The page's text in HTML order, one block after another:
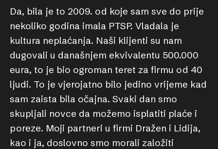
Da, bila je to 2009. od koje sam sve do prije
nekoliko godina imala PTSP. Vladala je
kultura neplaćanja. Naši klijenti su nam
dugovali u današnjem ekvivalentu 500.000
eura, to je bio ogroman teret za firmu od 40
ljudi. To je vjerojatno bilo jedino vrijeme kad
sam zaista bila očajna. Svaki dan smo
skupljali novce da možemo isplatiti plaće i
poreze. Moji partneri u firmi Dražen i Lidija,
kao i ja, doslovno smo morali založiti